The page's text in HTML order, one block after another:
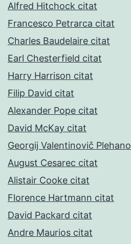
Alfred Hitchock citat
Francesco Petrarca citat
Charles Baudelaire citat
Earl Chesterfield citat
Harry Harrison citat
Filip David citat
Alexander Pope citat
David McKay citat
Georgij Valentinovič
August Cesarec citat
Alistair Cooke citat
Florence Hartmann citat
David Packard citat
Andre Maurios citat